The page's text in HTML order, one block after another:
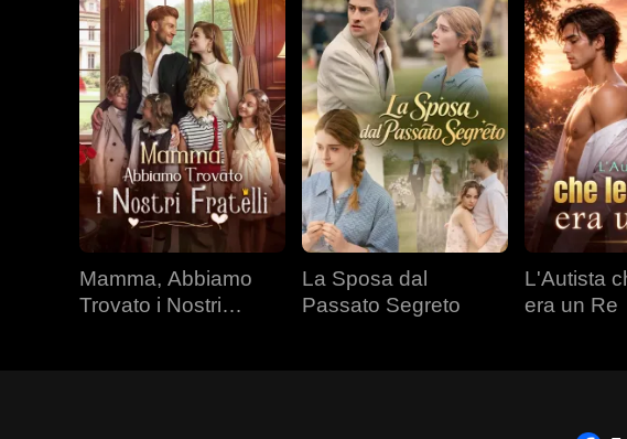
Mamma, Abbiamo
Trovato i Nostri
La Sposa dal
Passato Segreto
L'Autista
era un Re